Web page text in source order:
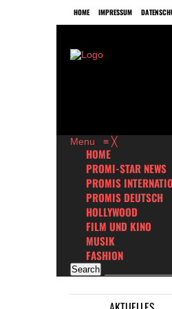
HOME IMPRESSUM
Menu ≡ ╳
HOME
PROMI-STAR NEWS
PROMIS
PROMIS DEUTSCH
HOLLYWOOD
FILM UND KINO
MUSIK
FASHION